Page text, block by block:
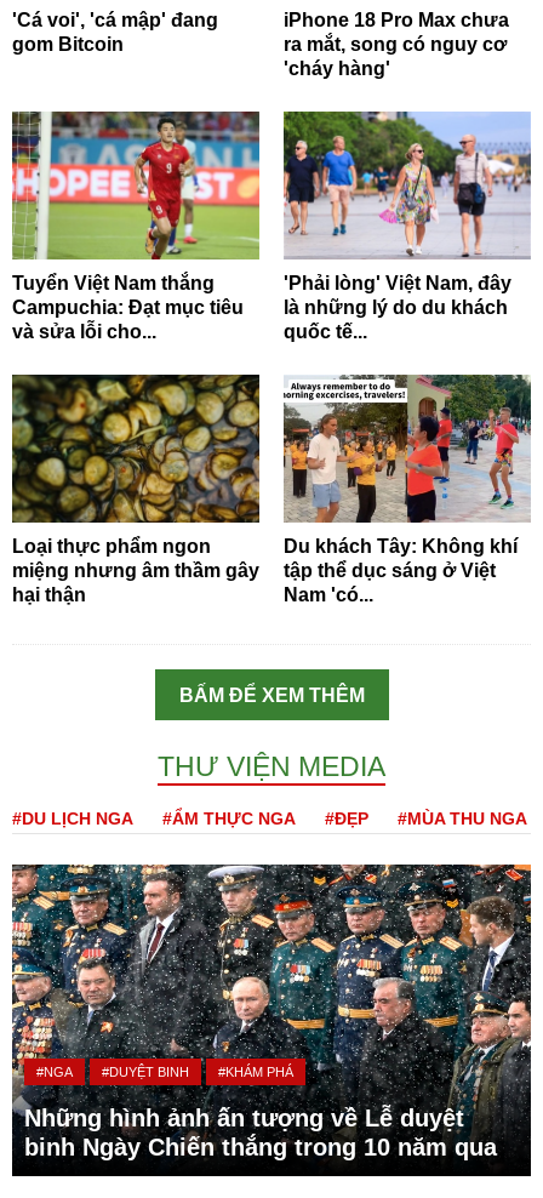
'Cá voi', 'cá mập' đang
gom Bitcoin
iPhone 18 Pro Max chưa
ra mắt, song có nguy cơ
'cháy hàng'
Tuyển Việt Nam thắng
Campuchia: Đạt mục tiêu
và sửa lỗi cho...
'Phải lòng' Việt Nam, đây
là những lý do du khách
quốc tế...
Loại thực phẩm ngon
miệng nhưng âm thầm gây
hại thận
Du khách Tây: Không khí
tập thể dục sáng ở Việt
Nam 'có...
BẤM ĐỂ XEM THÊM
THƯ VIỆN MEDIA
#DU LỊCH NGA #ẨM THỰC NGA #ĐẸP #MÙA THU NGA
#NGA #DUYỆT BINH #KHÁM PHÁ
Những hình ảnh ấn tượng về Lễ duyệt
binh Ngày Chiến thắng trong 10 năm qua